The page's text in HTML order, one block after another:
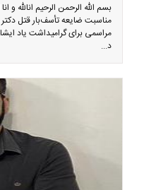
بسم الله الرحمن الرحیم انالله
مناسبت ضایعه تأسف‌بار قتل
مراسمی برای گرامیداشت یاد
د...